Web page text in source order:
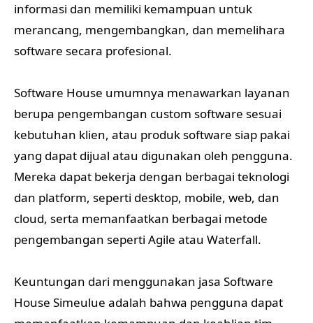
informasi dan memiliki kemampuan untuk
merancang, mengembangkan, dan memelihara
software secara profesional.
Software House umumnya menawarkan layanan
berupa pengembangan custom software sesuai
kebutuhan klien, atau produk software siap pakai
yang dapat dijual atau digunakan oleh pengguna.
Mereka dapat bekerja dengan berbagai teknologi
dan platform, seperti desktop, mobile, web, dan
cloud, serta memanfaatkan berbagai metode
pengembangan seperti Agile atau Waterfall.
Keuntungan dari menggunakan jasa Software
House Simeulue adalah bahwa pengguna dapat